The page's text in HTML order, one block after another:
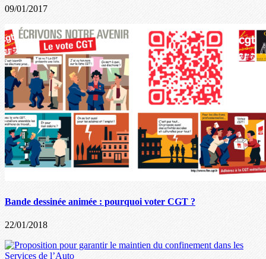
09/01/2017
Bande dessinée animée : pourquoi voter CGT ?
22/01/2018